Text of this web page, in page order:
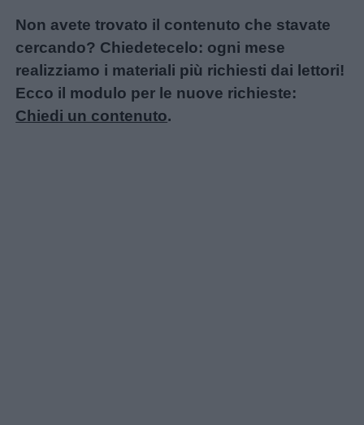
Non avete trovato il contenuto che stavate
cercando? Chiedetecelo: ogni mese
realizziamo i materiali più richiesti dai lettori!
Ecco il modulo per le nuove richieste:
Chiedi un contenuto.